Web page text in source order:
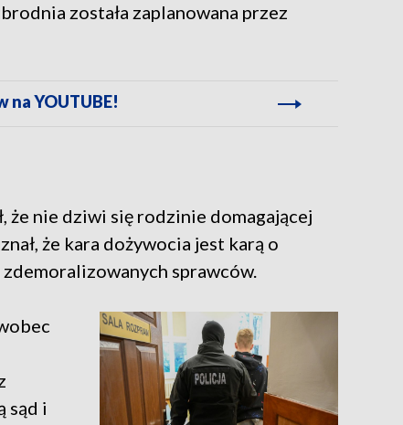
została zaplanowana przez
na YOUTUBE!
że nie dziwi się rodzinie domagającej
że kara dożywocia jest karą o
sprawców.
sąd i